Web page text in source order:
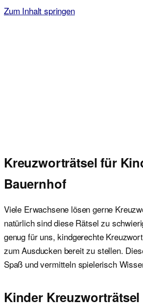
Zum Inhalt springen
Kreuzworträtsel für
Bauernhof
Viele Erwachsene lösen gerne
natürlich sind diese Rätsel zu
genug für uns, kindgerechte
zum Ausducken bereit zu stellen.
Spaß und vermitteln spielerisch
Kinder